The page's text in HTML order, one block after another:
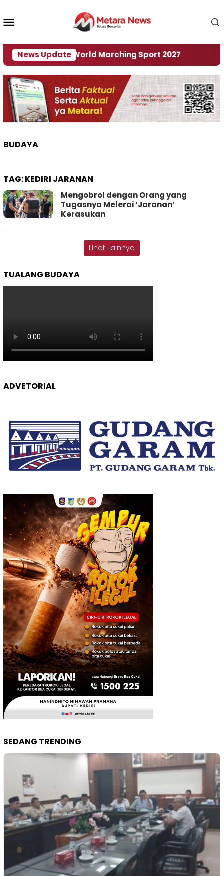
konten
News Update
Rumah World Marching Sport 2027 ‎Soal
BUDAYA
TAG:KEDIRI JARANAN
Mengobrol dengan Orang yang
Tugasnya Melerai ‘Jaranan’
Kerasukan
Lihat Lainnya
TUALANG BUDAYA
ADVETORIAL
SEDANG TRENDING